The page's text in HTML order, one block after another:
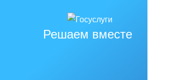
Решаем вместе